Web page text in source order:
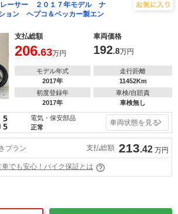
ーサー ２０１７年モデル ナ
ョン ヘプコ＆ベッカー製エン
支払総額
車両価格
206.63万円 192.8万円
モデル年式
2017年
走行距離
11452Km
初度登録年
2017年
車検/自賠責
車検無し
5
5
電気・保安部品
正常
車両状態を見る
プラン 支払総額 213.42 万円
車でも安心！バイク保証とは